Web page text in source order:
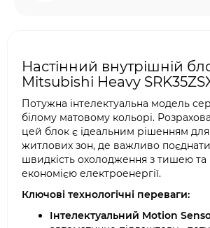
Настінний внутрішній
Mitsubishi Heavy
Потужна інтелектуальна модель
білому матовому кольорі.
цей блок є ідеальним рішенням
житлових зон, де важливо
швидкість охолодження з тишею
економією електроенергії.
Ключові технологічні переваги:
Інтелектуальний Motion